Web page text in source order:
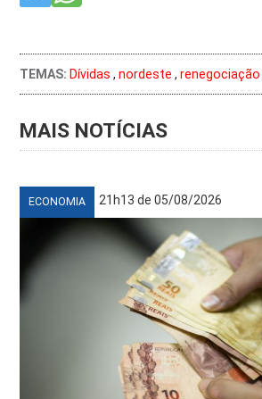
TEMAS: Dívidas ,nordeste ,renegociação
MAIS NOTÍCIAS
ECONOMIA 21h13 de 05/08/2026